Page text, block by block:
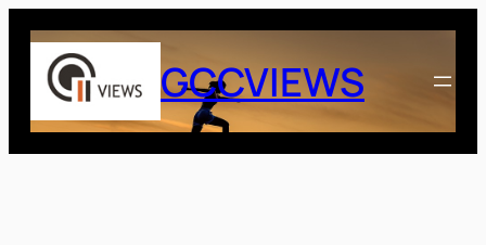
Saltar
contenido
GCCVIEWS